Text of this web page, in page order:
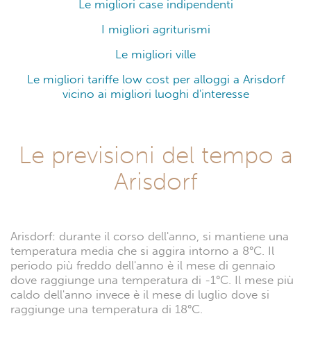
Le migliori case indipendenti
I migliori agriturismi
Le migliori ville
Le migliori tariffe low cost per alloggi a Arisdorf
vicino ai migliori luoghi d'interesse
Le previsioni del tempo a
Arisdorf
Arisdorf: durante il corso dell'anno, si mantiene una
temperatura media che si aggira intorno a 8°C. Il
periodo più freddo dell'anno è il mese di gennaio
dove raggiunge una temperatura di -1°C. Il mese più
caldo dell'anno invece è il mese di luglio dove si
raggiunge una temperatura di 18°C.